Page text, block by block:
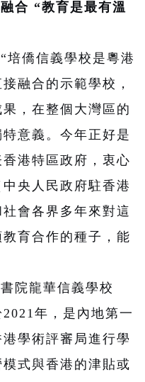
合 “教育是最有溫
培僑信義學校是粵港
融合的示範學校，
，在整個大灣區的
意義。今年正好是
港特區政府，衷心
央人民政府駐香港
會各界多年來對這
育合作的種子，能
院龍華信義學校
年，是內地第一
學術評審局進行學
式與香港的津貼或